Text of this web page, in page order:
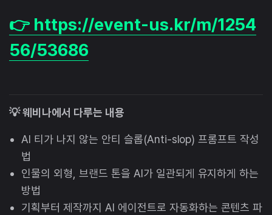
👉 https://event-us.kr/m/1254
56/53686
💡 웨비나에서 다루는 내용
AI 티가 나지 않는 안티 슬롭(Anti-slop) 프롬프트 작성
법
인물의 외형, 브랜드 톤을 AI가 일관되게 유지하게 하는
방법
기획부터 제작까지 AI 에이전트로 자동화하는 콘텐츠 파